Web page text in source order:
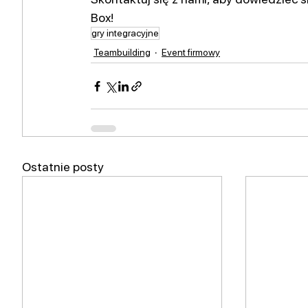
Box!
gry integracyjne
Teambuilding
Event firmowy
Ostatnie posty